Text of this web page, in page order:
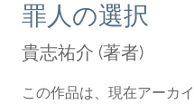
罪人の選択
貴志祐介 (著者)
この作品は、現在アーカ